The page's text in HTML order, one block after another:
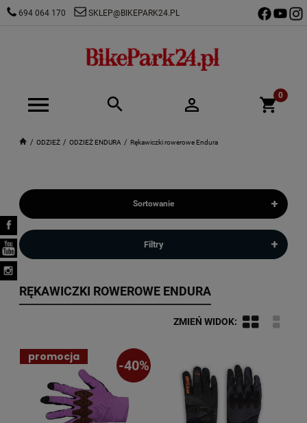
694 064 170 SKLEP@BIKEPARK24.PL
ODZIEŻ ODZIEŻ ENDURA Rękawiczki rowerowe Endura
Sortowanie +
Filtry +
RĘKAWICZKI ROWEROWE ENDURA
promocja
-40%